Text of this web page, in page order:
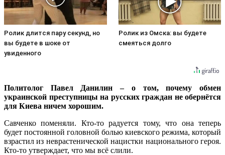
Ролик длится пару секунд, но
вы будете в шоке от
увиденного
Ролик из Омска: вы будете
смеяться долго
Политолог Павел Данилин – о том, почему обмен
украинской преступницы на русских граждан не обернётся
для Киева ничем хорошим.
Савченко поменяли. Кто-то радуется тому, что она теперь
будет постоянной головной болью киевского режима, который
взрастил из неврастенической нацистки национального героя.
Кто-то утверждает, что мы всё слили.